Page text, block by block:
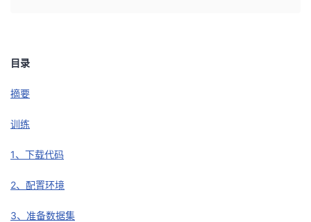
的
博
我
的
我
目录
摘要
训练
1、下载代码
2、配置环境
3、准备数据集